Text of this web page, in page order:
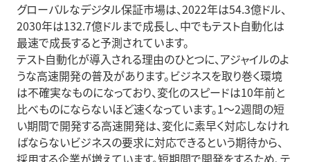
グローバルなデジタル保証市場は、2022年は54.3億ドル、
2030年は132.7億ドルまで成長し、中でもテスト自動化は
最速で成長すると予測されています。
テスト自動化が導入される理由のひとつに、アジャイルのよ
うな高速開発の普及があります。ビジネスを取り巻く環境
は不確実なものになっており、変化のスピードは10年前と
比べものにならないほど速くなっています。1～2週間の短
い期間で開発する高速開発は、変化に素早く対応しなけれ
ばならないビジネスの要求に対応できるという期待から、
採用する企業が増えています。短期間で開発をするため、テ